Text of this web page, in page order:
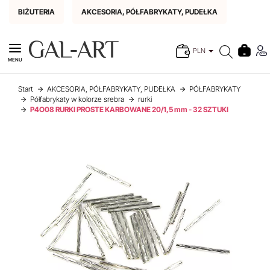
BIŻUTERIA AKCESORIA, PÓŁFABRYKATY, PUDEŁKA
PLN
MENU
Start AKCESORIA, PÓŁFABRYKATY, PUDEŁKA
PÓŁFABRYKATY
Półfabrykaty w kolorze srebra
rurki
P4O08 RURKI PROSTE KARBOWANE 20/1,5 mm - 32 SZTUKI